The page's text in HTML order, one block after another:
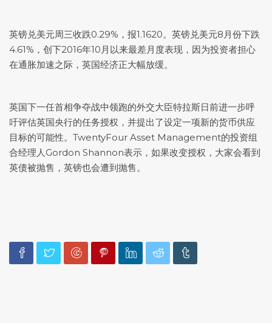
英镑兑美元周三收跌0.29%，报1.1620。 英镑兑美元8月份下跌
4.61%，创下2016年10月以来最差月度表现，因为投资者担心
在通胀加速之际，英国经济正大幅放缓。
英国下一任首相争夺战中领跑的外交大臣特拉斯日前进一步呼
吁评估英国央行的任务授权，并提出了设定一项新的货币供应
目标的可能性。TwentyFour Asset Management的投资组
合经理人Gordon Shannon表示，如果改变授权，大家会看到
英债被抛售，英镑也会遭到抛售。